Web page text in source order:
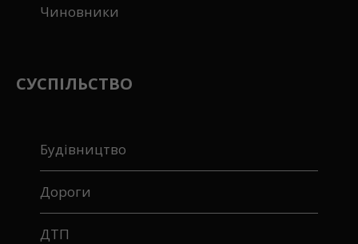
Чиновники
СУСПІЛЬСТВО
Будівництво
Дороги
ДТП